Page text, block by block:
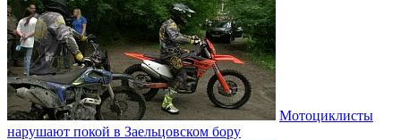
Мотоциклисты
нарушают покой в Заельцовском бору